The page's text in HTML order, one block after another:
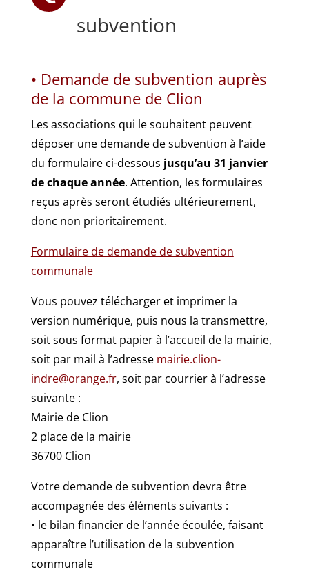
subvention
• Demande de subvention auprès
de la commune de Clion
Les associations qui le souhaitent peuvent
déposer une demande de subvention à l’aide
du formulaire ci-dessous jusqu’au 31 janvier
de chaque année. Attention, les formulaires
reçus après seront étudiés ultérieurement,
donc non prioritairement.
Formulaire de demande de subvention
communale
Vous pouvez télécharger et imprimer la
version numérique, puis nous la transmettre,
soit sous format papier à l’accueil de la mairie,
soit par mail à l’adresse mairie.clion-
indre@orange.fr, soit par courrier à l’adresse
suivante :
Mairie de Clion
2 place de la mairie
36700 Clion
Votre demande de subvention devra être
accompagnée des éléments suivants :
• le bilan financier de l’année écoulée, faisant
apparaître l’utilisation de la subvention
communale